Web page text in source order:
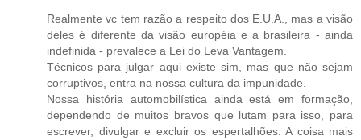
Realmente vc tem razão a respeito dos E.U.A., mas a visão
deles é diferente da visão européia e a brasileira - ainda
indefinida - prevalece a Lei do Leva Vantagem.
Técnicos para julgar aqui existe sim, mas que não sejam
corruptivos, entra na nossa cultura da impunidade.
Nossa história automobilística ainda está em formação,
dependendo de muitos bravos que lutam para isso, para
escrever, divulgar e excluir os espertalhões. A coisa mais